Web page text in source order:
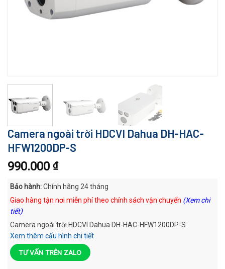
Camera ngoài trời HDCVI Dahua DH-HAC-
HFW1200DP-S
990.000 ₫
Bảo hành:Chính hãng 24 tháng
Giao hàng tận nơi miễn phí theo chính sách vận chuyển (Xem chi
tiết)
Camera ngoài trời HDCVI Dahua DH-HAC-HFW1200DP-S
Xem thêm cấu hình chi tiết
TƯ VẤN TRÊN ZALO